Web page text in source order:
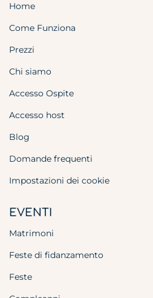
Home
Come Funziona
Prezzi
Chi siamo
Accesso Ospite
Accesso host
Blog
Domande frequenti
Impostazioni dei cookie
EVENTI
Matrimoni
Feste di fidanzamento
Feste